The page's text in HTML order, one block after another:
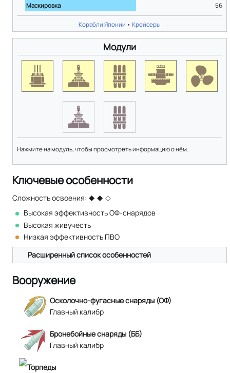
Маскировка
56
Корабли Японии • Крейсеры
Модули
Нажмите на модуль, чтобы просмотреть информацию о нём.
Ключевые особенности
Сложность освоения:
Высокая эффективность ОФ-снарядов
Высокая живучесть
Низкая эффективность ПВО
Расширенный список особенностей
Вооружение
Осколочно-фугасные снаряды (ОФ)
Главный калибр
Бронебойные снаряды (ББ)
Главный калибр
Торпеды